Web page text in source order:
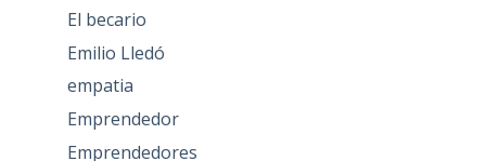
El becario
Emilio Lledó
empatia
Emprendedor
Emprendedores